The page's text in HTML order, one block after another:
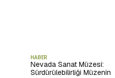
HABER
Nevada Sanat Müzesi:
Sürdürülebilirliği Müzenin